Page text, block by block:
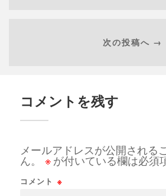
次の投稿へ →
コメントを残す
メールアドレスが公開される
ん。
※ が付いている欄は必須
コメント ※